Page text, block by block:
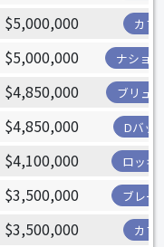
$5,000,000 カブ
$5,000,000 ナショ
$4,850,000 ブリュ
$4,850,000 Dバッ
$4,100,000 ロッキ
$3,500,000 ブレー
$3,500,000 カブ